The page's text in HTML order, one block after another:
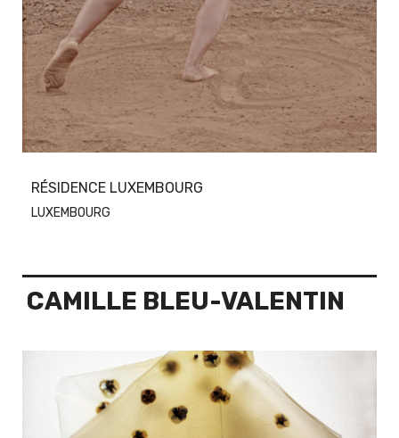
RÉSIDENCE LUXEMBOURG
LUXEMBOURG
CAMILLE BLEU-VALENTIN